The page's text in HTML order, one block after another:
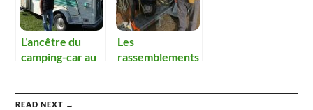
rassemblement
de mai.
L’ancêtre du
camping-car au
anciens
Les
rassemblements
READ NEXT →